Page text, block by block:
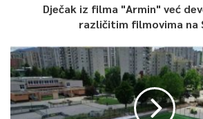
Dječak iz filma "Armin" već
različitim filmovima na